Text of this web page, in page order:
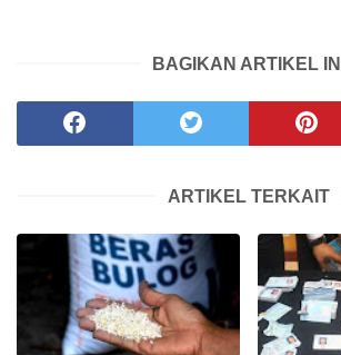
BAGIKAN ARTIKEL INI
ARTIKEL TERKAIT